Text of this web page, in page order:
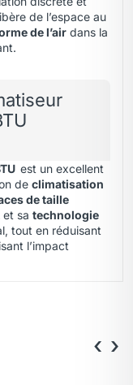
de l’espace au
de l’air dans la
est un excellent
de climatisation
de taille
et sa technologie
tout en réduisant
l’impact
‹ ›